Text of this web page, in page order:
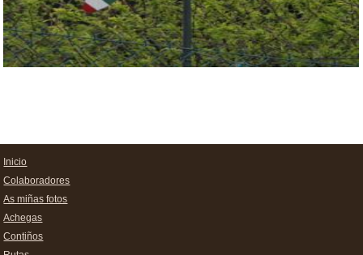
Inicio
Colaboradores
As miñas fotos
Achegas
Contiños